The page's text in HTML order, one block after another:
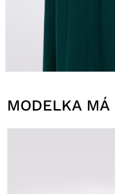
MODELKA MÁ